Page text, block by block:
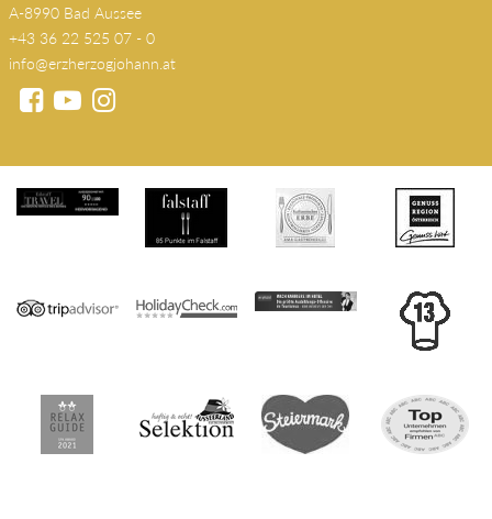
A-8990 Bad Aussee
+43 36 22 525 07 - 0
info@erzherzogjohann.at